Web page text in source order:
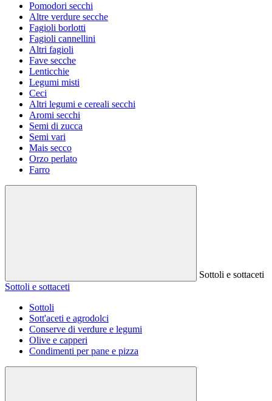
Pomodori secchi
Altre verdure secche
Fagioli borlotti
Fagioli cannellini
Altri fagioli
Fave secche
Lenticchie
Legumi misti
Ceci
Altri legumi e cereali secchi
Aromi secchi
Semi di zucca
Semi vari
Mais secco
Orzo perlato
Farro
Sottoli e sottaceti
Sottoli e sottaceti
Sottoli
Sott'aceti e agrodolci
Conserve di verdure e legumi
Olive e capperi
Condimenti per pane e pizza